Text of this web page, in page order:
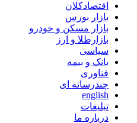
اقتصادکلان
بازار بورس
بازار مسکن و خودرو
بازارطلا و ارز
سیاسی
بانک و بیمه
فناوری
چندرسانه ای
english
تبلیغات
درباره ما